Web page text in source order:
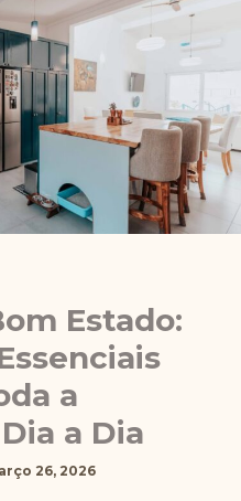
Estado:
a
a Dia
26, 2026